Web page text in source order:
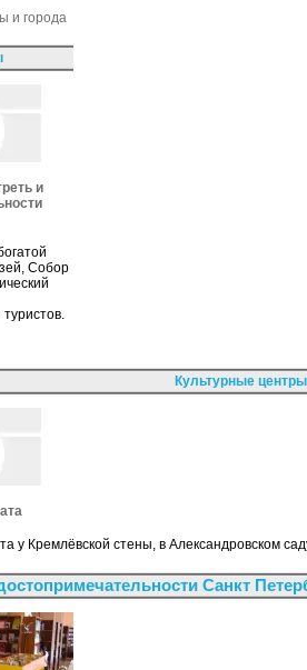
и города
и
Собор
Культурные
у Кремлёвской стены, в Александровском
Санкт